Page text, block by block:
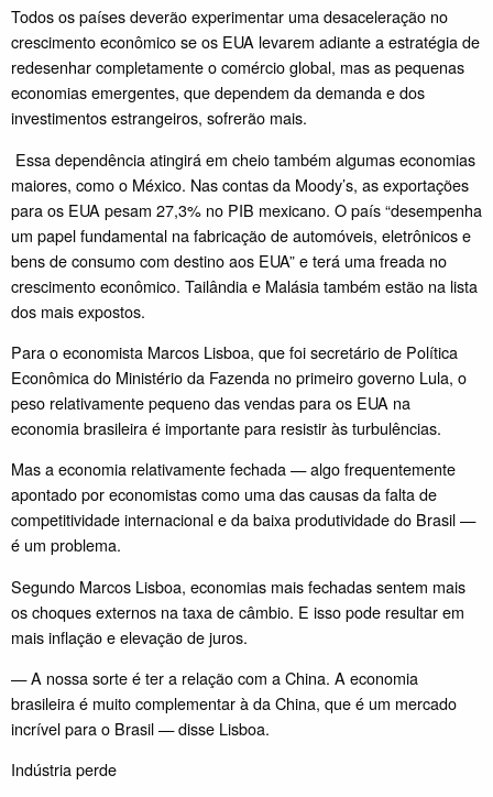
Todos os países deverão experimentar uma desaceleração no
crescimento econômico se os EUA levarem adiante a estratégia de
redesenhar completamente o comércio global, mas as pequenas
economias emergentes, que dependem da demanda e dos
investimentos estrangeiros, sofrerão mais.
Essa dependência atingirá em cheio também algumas economias
maiores, como o México. Nas contas da Moody’s, as exportações
para os EUA pesam 27,3% no PIB mexicano. O país “desempenha
um papel fundamental na fabricação de automóveis, eletrônicos e
bens de consumo com destino aos EUA” e terá uma freada no
crescimento econômico. Tailândia e Malásia também estão na lista
dos mais expostos.
Para o economista Marcos Lisboa, que foi secretário de Política
Econômica do Ministério da Fazenda no primeiro governo Lula, o
peso relativamente pequeno das vendas para os EUA na
economia brasileira é importante para resistir às turbulências.
Mas a economia relativamente fechada — algo frequentemente
apontado por economistas como uma das causas da falta de
competitividade internacional e da baixa produtividade do Brasil —
é um problema.
Segundo Marcos Lisboa, economias mais fechadas sentem mais
os choques externos na taxa de câmbio. E isso pode resultar em
mais inflação e elevação de juros.
— A nossa sorte é ter a relação com a China. A economia
brasileira é muito complementar à da China, que é um mercado
incrível para o Brasil — disse Lisboa.
Indústria perde